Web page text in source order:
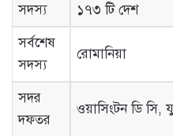
সদস্য
১৭৩ টি দেশ
সর্বশেষ
সদস্য
রোমানিয়া
সদর
দফতর
ওয়াসিংটন ডি সি,